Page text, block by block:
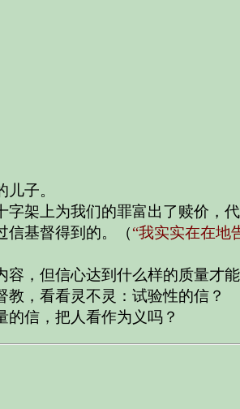
子。
字架上为我们的罪富出了赎价，
信基督得到的。（“我实实在在地
容，但信心达到什么样的质量才
教，看看灵不灵：试验性的信？
的信，把人看作为义吗？